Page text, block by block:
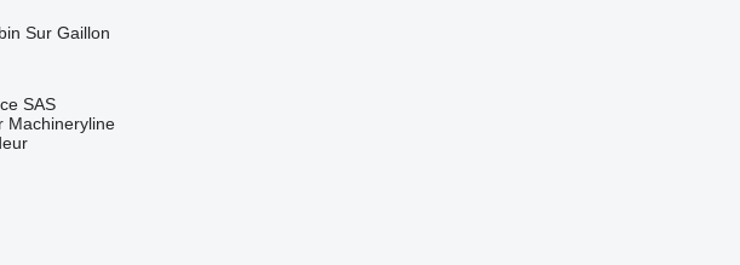
Sur Gaillon
SAS
Machineryline